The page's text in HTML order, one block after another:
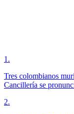
1 .
Tres colombianos
Cancillería se
2.